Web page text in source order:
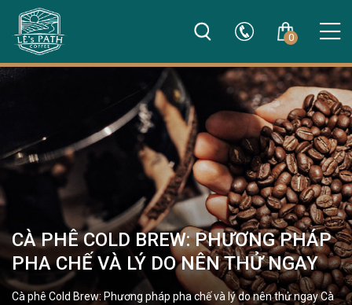
0
CÀ PHÊ COLD BREW: PHƯƠNG PHÁP
PHA CHẾ VÀ LÝ DO NÊN THỬ NGAY
Cà phê Cold Brew: Phương pháp pha chế và lý do nên thử ngay Cà